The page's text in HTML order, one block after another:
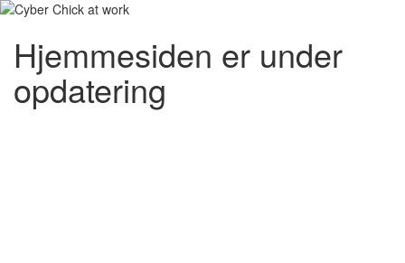
Hjemmesiden er under
opdatering